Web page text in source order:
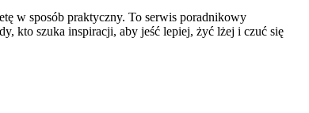
w sposób praktyczny. To serwis poradnikowy
kto szuka inspiracji, aby jeść lepiej, żyć lżej i czuć się